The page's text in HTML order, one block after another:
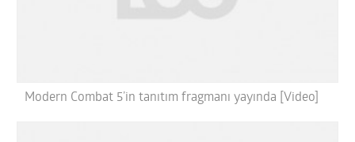
Modern Combat 5’in tanıtım fragmanı yayında [Video]